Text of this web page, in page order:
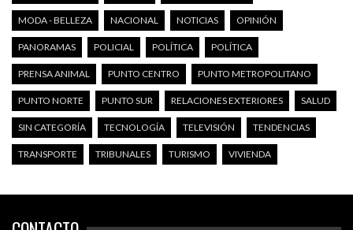
MODA - BELLEZA NACIONAL NOTICIAS OPINIÓN
PANORAMAS POLICIAL POLÍTICA POLÍTICA
PRENSA ANIMAL PUNTO CENTRO PUNTO METROPOLITANO
PUNTO NORTE PUNTO SUR RELACIONES EXTERIORES SALUD
SIN CATEGORÍA TECNOLOGÍA TELEVISIÓN TENDENCIAS
TRANSPORTE TRIBUNALES TURISMO VIVIENDA